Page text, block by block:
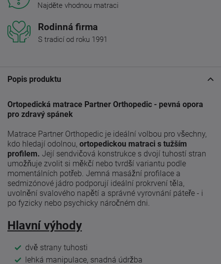
Najděte vhodnou matraci
Rodinná firma
S tradicí od roku 1991
Popis produktu
Ortopedická matrace Partner Orthopedic - pevná opora
pro zdravý spánek
Matrace Partner Orthopedic je ideální volbou pro všechny,
kdo hledají odolnou, ortopedickou matraci s tužším
profilem. Její sendvičová konstrukce s dvojí tuhostí stran
umožňuje zvolit si měkčí nebo tvrdší variantu podle
momentálních potřeb. Jemná masážní profilace a
sedmizónové jádro podporují ideální prokrvení těla,
uvolnění svalového napětí a správné vyrovnání páteře - i
po fyzicky nebo psychicky náročném dni.
Hlavní výhody
dvě strany tuhosti
lehká manipulace, snadná údržba